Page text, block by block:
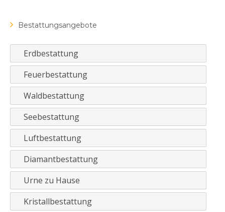
Bestattungsangebote
Erdbestattung
Feuerbestattung
Waldbestattung
Seebestattung
Luftbestattung
Diamantbestattung
Urne zu Hause
Kristallbestattung